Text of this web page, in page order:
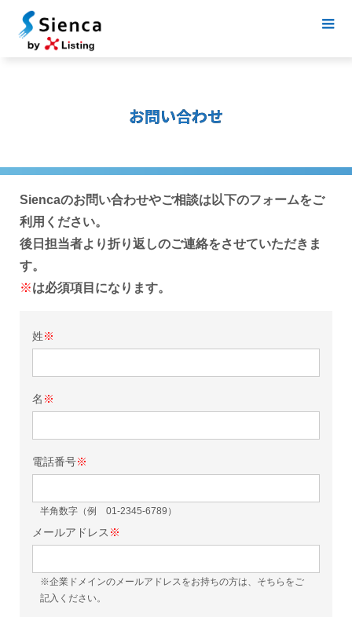
お問い合わせ
Siencaのお問い合わせやご相談は以下のフォームをご
利用ください。
後日担当者より折り返しのご連絡をさせていただきま
す。
※は必須項目になります。
姓※
名 ※
電話番号※
半角数字（例 01-2345-6789）
メールアドレス ※
※企業ドメインのメールアドレスをお持ちの方は、そちらをご
記入ください。